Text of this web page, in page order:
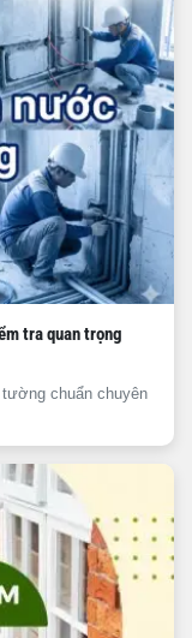
tra quan trọng
chuẩn chuyên